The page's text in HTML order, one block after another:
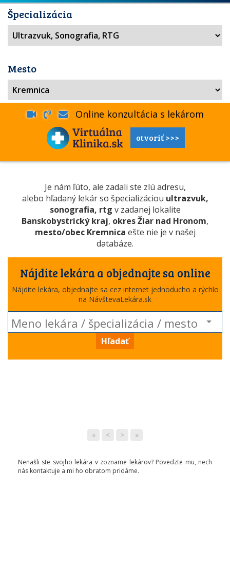
Špecializácia
Mesto
Online konzultácia s lekárom
otvoriť >>>
Je nám ľúto, ale zadali ste zlú adresu,
alebo hľadaný lekár so špecializáciou ultrazvuk,
sonografia, rtg v zadanej lokalite
Banskobystrický kraj, okres Žiar nad Hronom,
mesto/obec Kremnica ešte nie je v našej
databáze.
Nájdite lekára a objednajte sa online
Nájdite lekára, objednajte sa cez internet jednoducho a rýchlo
na NávštevaLekára.sk
Hľadať
« < > »
Nenašli ste svojho lekára v zozname lekárov? Povedzte mu, nech
nás kontaktuje a mi ho obratom pridáme.